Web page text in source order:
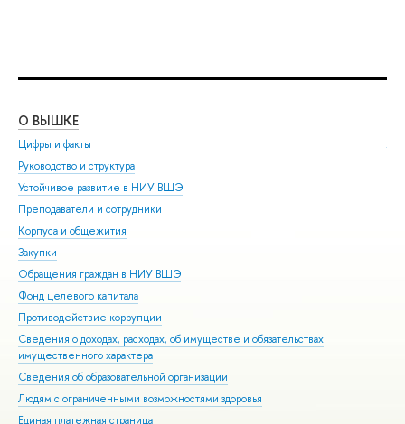
О ВЫШКЕ
Цифры и факты
Руководство и структура
Устойчивое развитие в НИУ ВШЭ
Преподаватели и сотрудники
Корпуса и общежития
Закупки
Обращения граждан в НИУ ВШЭ
Фонд целевого капитала
Противодействие коррупции
Сведения о доходах, расходах, об имуществе и обязательствах
имущественного характера
Сведения об образовательной организации
Людям с ограниченными возможностями здоровья
Единая платежная страница